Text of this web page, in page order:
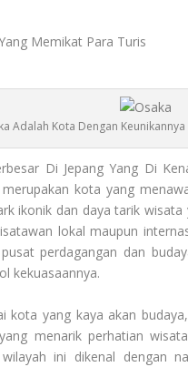
Adalah Kota Dengan
Di Jepang Yang Di
kota yang
ikonik dan daya tarik
lokal maupun
perdagangan dan
kekuasaannya.
kota yang kaya akan
menarik perhatian
ini dikenal dengan